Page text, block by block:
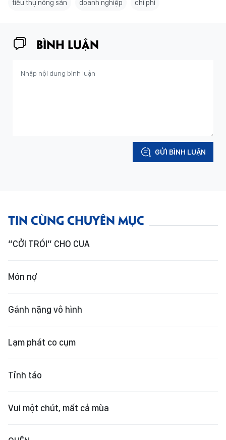
tiêu thụ nông sản doanh nghiệp chi phí
BÌNH LUẬN
GỬI BÌNH LUẬN
TIN CÙNG CHUYÊN MỤC
“CỞI TRÓI” CHO CUA
Món nợ
Gánh nặng vô hình
Lạm phát co cụm
Tỉnh táo
Vui một chút, mất cả mùa